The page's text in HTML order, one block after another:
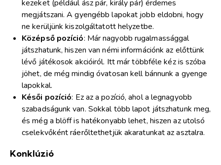
kezeket (például ász pár, király pár) érdemes
megjátszani. A gyengébb lapokat jobb eldobni, hogy
ne kerüljünk kiszolgáltatott helyzetbe.
Középső pozíció: Már nagyobb rugalmassággal
játszhatunk, hiszen van némi információnk az előttünk
lévő játékosok akcióiról. Itt már többféle kéz is szóba
jöhet, de még mindig óvatosan kell bánnunk a gyenge
lapokkal.
Késői pozíció: Ez az a pozíció, ahol a legnagyobb
szabadságunk van. Sokkal több lapot játszhatunk meg,
és még a blöff is hatékonyabb lehet, hiszen az utolsó
cselekvőként ráerőltethetjük akaratunkat az asztalra.
Konklúzió